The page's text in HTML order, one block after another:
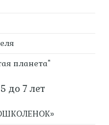
планета"
до 7 лет